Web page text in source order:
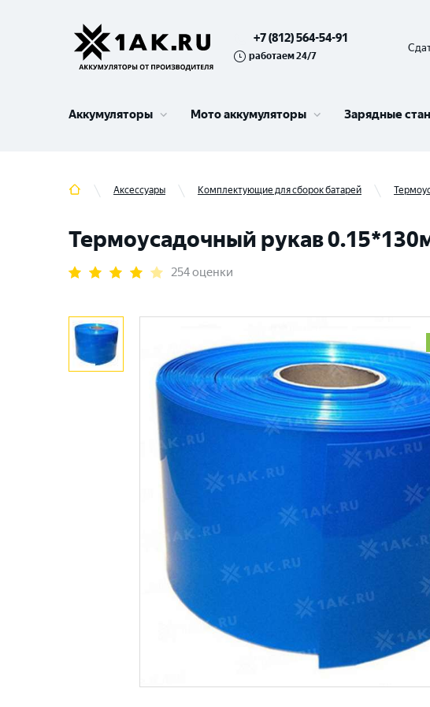
+7 (812) 564-54-91
работаем 24/7
Аккумуляторы Мото аккумуляторы Зарядные
Аксессуары Комплектующие для сборок батарей
Термоусадочный рукав
254 оценки